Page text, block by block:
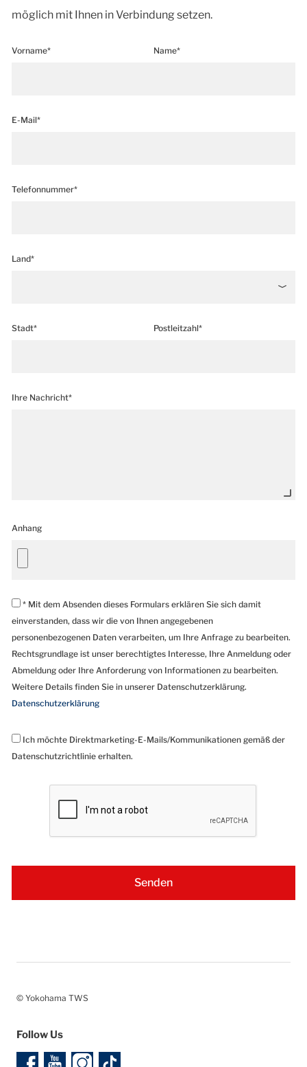
möglich mit Ihnen in Verbindung setzen.
Vorname* Name*
E-Mail*
Telefonnummer*
Land*
Stadt* Postleitzahl*
Ihre Nachricht*
Anhang
* Mit dem Absenden dieses Formulars erklären Sie sich damit
einverstanden, dass wir die von Ihnen angegebenen
personenbezogenen Daten verarbeiten, um Ihre Anfrage zu bearbeiten.
Rechtsgrundlage ist unser berechtigtes Interesse, Ihre Anmeldung oder
Abmeldung oder Ihre Anforderung von Informationen zu bearbeiten.
Weitere Details finden Sie in unserer Datenschutzerklärung.
Datenschutzerklärung
Ich möchte Direktmarketing-E-Mails/Kommunikationen gemäß der
Datenschutzrichtlinie erhalten.
© Yokohama TWS
Follow Us